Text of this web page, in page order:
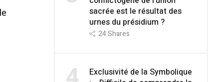
sacrée est le résultat des
urnes du présidium ?
24Shares
Exclusivité de la Symbolique